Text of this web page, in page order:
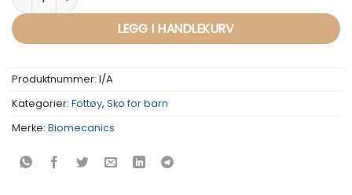
LEGG I HANDLEKURV
Produktnummer: I/A
Kategorier: Fottøy, Sko for barn
Merke: Biomecanics